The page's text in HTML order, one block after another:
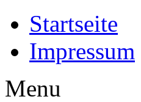
Startseite
Impressum
Menu